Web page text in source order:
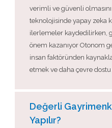
verimli ve güvenli
teknolojisinde yapay zeka
ilerlemeler kaydedilirken,
önem kazanıyor Otonom
insan faktöründen
etmek ve daha çevre
Değerli
Yapılır?